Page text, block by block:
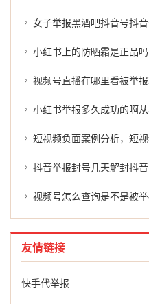
女子举报黑酒吧抖音号抖音
小红书上的防晒霜是正品吗，小
视频号直播在哪里看被举报次数
小红书举报多久成功的啊
短视频负面案例分析，短视频
抖音举报封号几天解封抖音举报封号几
视频号怎么查询是不是被
友情链接
快手代举报